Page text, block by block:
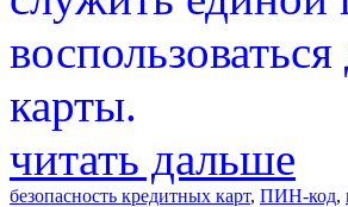
карты.
читать дальше
безопасность кредитных карт, ПИН-код,